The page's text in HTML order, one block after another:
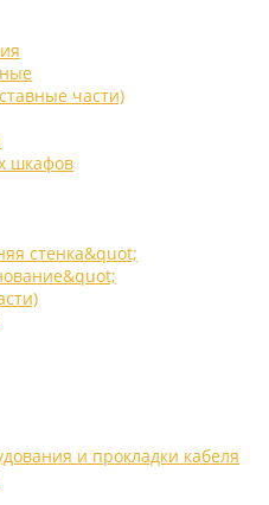
части)
шкафов
стенка&quot;
и прокладки кабеля